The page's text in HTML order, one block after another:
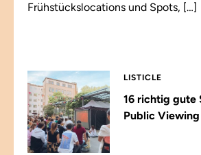
Frühstückslocations und Spots, […]
LISTICLE
16 richtig gute
Public